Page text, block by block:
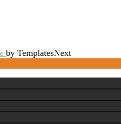
by TemplatesNext